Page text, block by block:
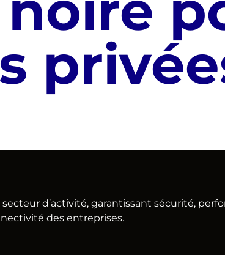
d’activité, garantissant sécurité,
des entreprises.